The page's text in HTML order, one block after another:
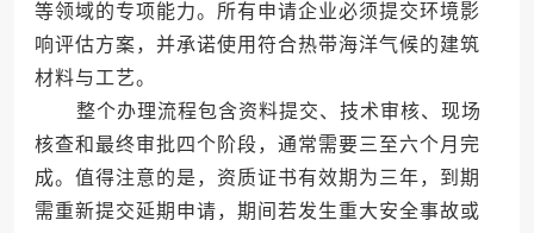
等领域的专项能力。所有申请企业必须提交环境影
响评估方案，并承诺使用符合热带海洋气候的建筑
材料与工艺。
整个办理流程包含资料提交、技术审核、现场
核查和最终审批四个阶段，通常需要三至六个月完
成。值得注意的是，资质证书有效期为三年，到期
需重新提交延期申请，期间若发生重大安全事故或